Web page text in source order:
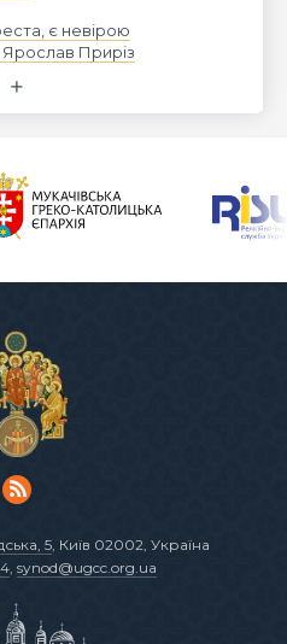
є невірою
Ярослав Приріз
5, Київ 02002, Україна
, synod@ugcc.org.ua